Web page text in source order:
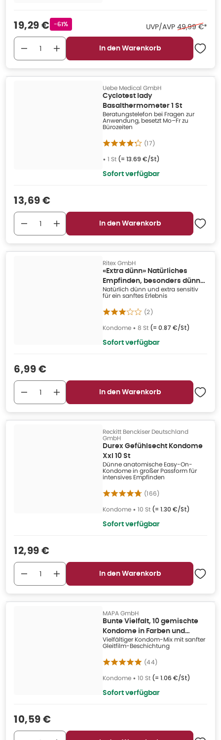
Verkaufspreis
19,29 € Rabattstempel
-61% UVP/AVP Ehemaliger
49,99 €*
In den Warenkorb
Uebe Medical GmbH
Cyclotest lady
Basalthermometer 1 St
Beratungstelefon bei Fragen zur
Anwendung, besetzt Mo–Fr zu
Bürozeiten
(17)
• 1 St (= 13.69 €/St)
Sofort verfügbar
Verkaufspreis
13,69 €
In den Warenkorb
Ritex GmbH
«Extra dünn» Natürliches
Empfinden, besonders dünne
Kondome (8 Kondome) 8 St
Natürlich dünn und extra sensitiv
für ein sanftes Erlebnis
(2)
Kondome • 8 St (= 0.87 €/St)
Sofort verfügbar
Verkaufspreis
6,99 €
In den Warenkorb
Reckitt Benckiser Deutschland
GmbH
Durex Gefühlsecht Kondome
Xxl 10 St
Dünne anatomische Easy-On-
Kondome in großer Passform für
intensives Empfinden
(166)
Kondome • 10 St (= 1.30 €/St)
Sofort verfügbar
Verkaufspreis
12,99 €
In den Warenkorb
MAPA GmbH
Bunte Vielfalt, 10 gemischte
Kondome in Farben und
Texturen (10 Kondome) 10 St
Vielfältiger Kondom-Mix mit sanfter
Gleitfilm-Beschichtung
(44)
Kondome • 10 St (= 1.06 €/St)
Sofort verfügbar
Verkaufspreis
10,59 €